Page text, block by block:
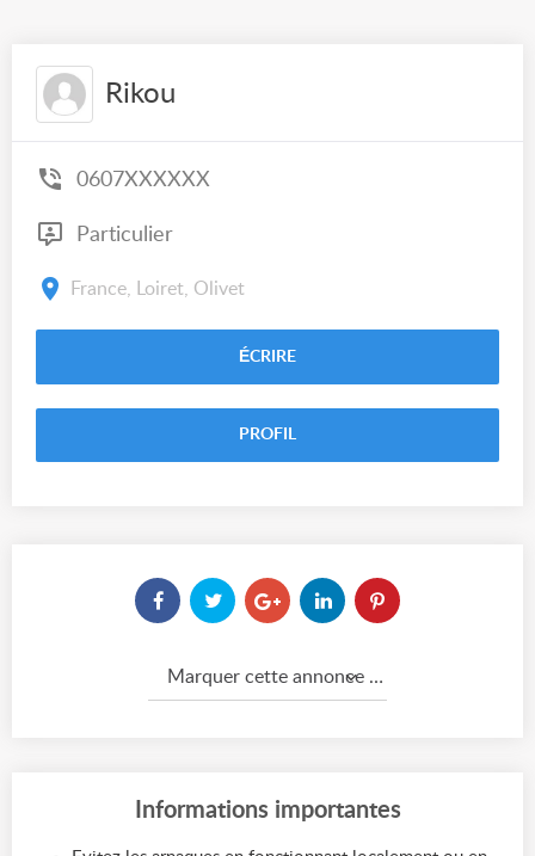
Rikou
0607XXXXXX
Particulier
France, Loiret, Olivet
ÉCRIRE
PROFIL
Marquer cette annonce comme...
Informations importantes